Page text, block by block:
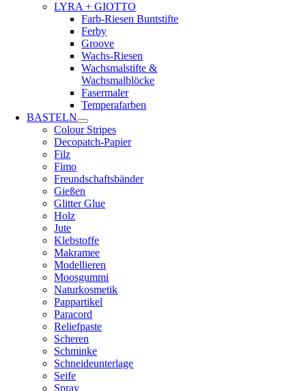
LYRA + GIOTTO
Farb-Riesen Buntstifte
Ferby
Groove
Wachs-Riesen
Wachsmalstifte &
Wachsmalblöcke
Fasermaler
Temperafarben
BASTELN
Colour Stripes
Decopatch-Papier
Filz
Fimo
Freundschaftsbänder
Gießen
Glitter Glue
Holz
Jute
Klebstoffe
Makramee
Modellieren
Moosgummi
Naturkosmetik
Pappartikel
Paracord
Reliefpaste
Scheren
Schminke
Schneideunterlage
Seife
Spray